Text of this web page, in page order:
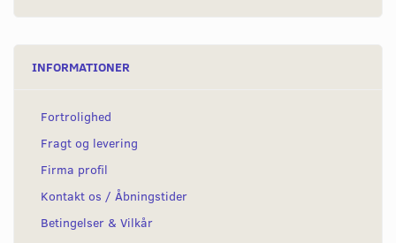
INFORMATIONER
Fortrolighed
Fragt og levering
Firma profil
Kontakt os / Åbningstider
Betingelser & Vilkår